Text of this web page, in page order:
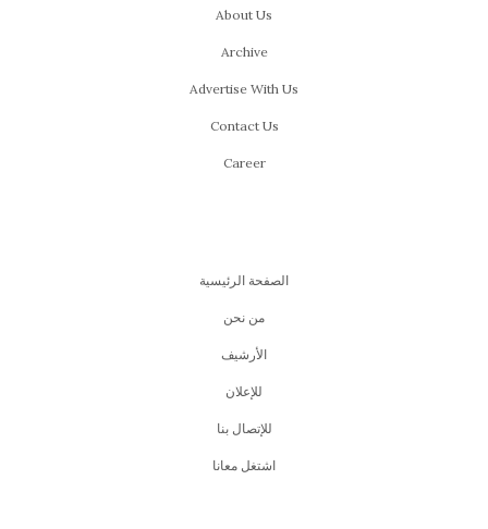
About Us
Archive
Advertise With Us
Contact Us
Career
الصفحة الرئيسية
من نحن
اﻷرشيف
للإعلان
للإتصال بنا
اشتغل معانا